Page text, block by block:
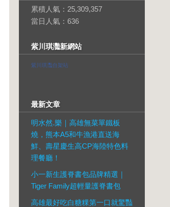
累積人氣： 25,309,357
當日人氣： 636
紫川琪灩新網站
紫川琪灩自架站
最新文章
明水然.樂｜高雄無菜單鐵板
燒，熊本A5和牛漁港直送海
鮮、壽星慶生高CP海陸特色料
理餐廳！
小一新生護脊書包品牌精選｜
Tiger Family超輕量護脊書包
高雄最好吃白糖粿第一口就驚豔